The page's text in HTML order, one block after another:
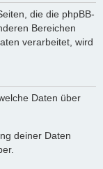
die die phpBB-
Bereichen
verarbeitet, wird
Daten über
deiner Daten